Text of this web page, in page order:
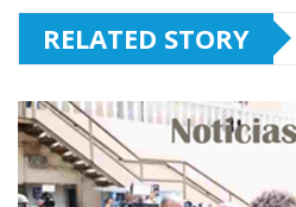
RELATED STORY